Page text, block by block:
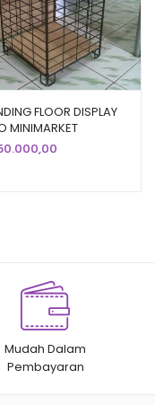
FLOOR DISPLAY
MINIMARKET
ST-11
Mudah Dalam
Pembayaran